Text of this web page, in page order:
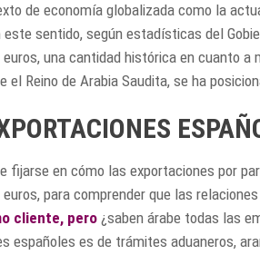
de economía globalizada como la
este sentido, según estadísticas del
una cantidad histórica en cuanto
el Reino de Arabia Saudita, se ha
fijarse en cómo las exportaciones por
para comprender que las
cliente, pero¿saben árabe todas las
españoles es de trámites aduaneros,